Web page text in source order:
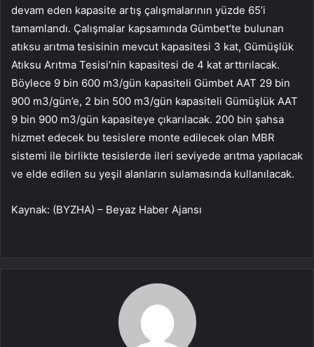
devam eden kapasite artış çalışmalarının yüzde 65’i
tamamlandı. Çalışmalar kapsamında Gümbet’te bulunan
atıksu arıtma tesisinin mevcut kapasitesi 3 kat, Gümüşlük
Atıksu Arıtma Tesisi’nin kapasitesi de 4 kat arttırılacak.
Böylece 9 bin 600 m3/gün kapasiteli Gümbet AAT 29 bin
900 m3/gün’e, 2 bin 500 m3/gün kapasiteli Gümüşlük AAT
9 bin 900 m3/gün kapasiteye çıkarılacak. 200 bin şahsa
hizmet edecek bu tesislere monte edilecek olan MBR
sistemi ile birlikte tesislerde ileri seviyede arıtma yapılacak
ve elde edilen su yeşil alanların sulamasında kullanılacak.
Kaynak: (BYZHA) – Beyaz Haber Ajansı